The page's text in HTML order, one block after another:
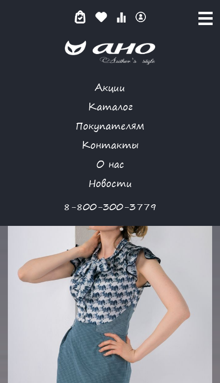
Акции
Каталог
Покупателям
Контакты
О нас
Новости
8-800-300-3779
СОЛОВЬИНАЯ ПЕСНЯ